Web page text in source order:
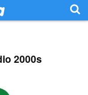
2000s